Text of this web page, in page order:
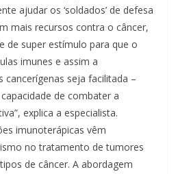
ajudar os ‘soldados’ de defesa
mais recursos contra o câncer,
de super estímulo para que o
imunes e assim a
cancerígenas seja facilitada –
de combater a
explica a especialista.
imunoterápicas vêm
no tratamento de tumores
de câncer. A abordagem